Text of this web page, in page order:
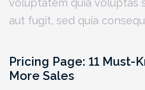
aut fugit, sed quia
Pricing Page: 11 Must-
More Sales